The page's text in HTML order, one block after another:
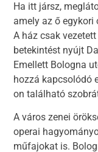
Ha itt jársz,
amely az ő
A ház csak
betekintést nyújt
Emellett Bologna
hozzá kapcsolódó
on található
A város zenei
operai
műfajokat is.